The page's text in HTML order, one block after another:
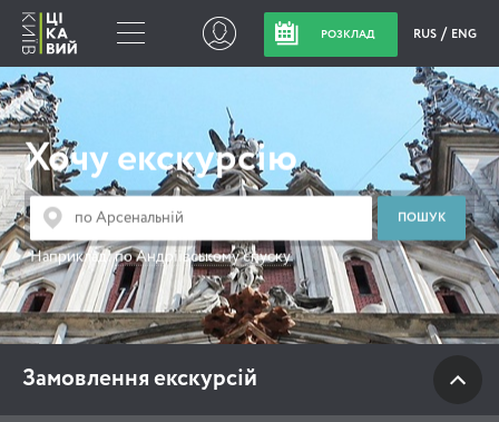
РОЗКЛАД RUS ENG
Хочу екскурсію
Наприклад:по Андріївському спуску
Замовлення екскурсій
Замовлення
екскурсій
+380 44 333-68-68
+380 68 121-44-58
tour@interesniy.kiev.ua
з 10.00 до 19:30 щоденно